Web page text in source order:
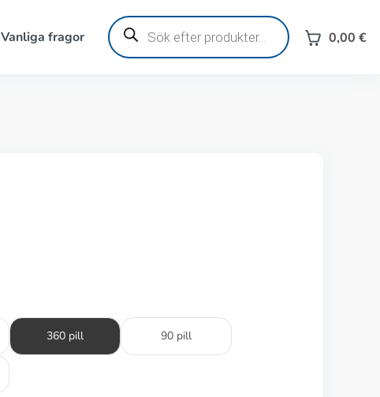
Vanliga fragor
Produktsökning
0,00 €
360 pill 90 pill